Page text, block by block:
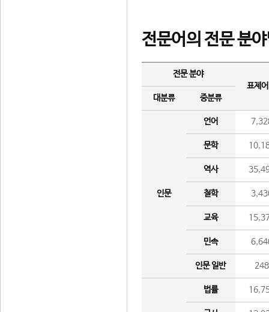
전문어의 전문 분
전문 분야
표제
대분류
중분류
인문
언어
문학
역사
철학
교육
민속
인문 일반 248
법률